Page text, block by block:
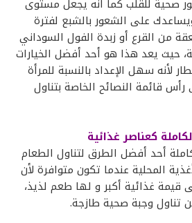
صحية للقلب كما أنه يجعل مستوى
على الشعور بالشبع لفترة
من القرع أو زبدة الفول السوداني
حيث يعد هذا هو أحد أفضل الخيارات
لأنه سهل الإعداد بالنسبة للمرأة
قائمة النصائح الخاصة بتناول
أحد أفضل الطرق لتناول الطعام
المحلية عندما تكون متوافرة لأن
غذائية أكبر و لها طعم لذيذ،
تناول وجبة صحية طازجة.